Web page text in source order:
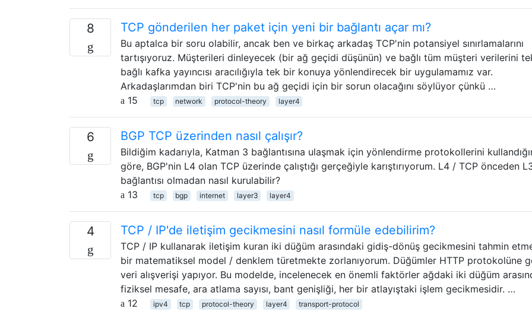
8 TCP gönderilen her paket için yeni bir bağlantı açar mı?
Bu aptalca bir soru olabilir, ancak ben ve birkaç arkadaş TCP'nin potansiyel sınırlamalarını
tartışıyoruz. Müşterileri dinleyecek (bir ağ geçidi düşünün) ve bağlı tüm müşteri verilerini
bağlı kafka yayıncısı aracılığıyla tek bir konuya yönlendirecek bir uygulamamız var.
Arkadaşlarımdan biri TCP'nin bu ağ geçidi için bir sorun olacağını söylüyor çünkü …
15
tcp network protocol-theory layer4
6 BGP TCP üzerinden nasıl çalışır?
Bildiğim kadarıyla, Katman 3 bağlantısına ulaşmak için yönlendirme protokollerini
göre, BGP'nin L4 olan TCP üzerinde çalıştığı gerçeğiyle karıştırıyorum. L4 / TCP önceden
bağlantısı olmadan nasıl kurulabilir?
13
tcp bgp internet layer3 layer4
4 TCP / IP'de iletişim gecikmesini nasıl formüle edebilirim?
TCP / IP kullanarak iletişim kuran iki düğüm arasındaki gidiş-dönüş gecikmesini tahmin
bir matematiksel model / denklem türetmekte zorlanıyorum. Düğümler HTTP protokolüne
veri alışverişi yapıyor. Bu modelde, incelenecek en önemli faktörler ağdaki iki düğüm
fiziksel mesafe, ara atlama sayısı, bant genişliği, her bir atlayıştaki işlem gecikmesidir. …
12
ipv4 tcp protocol-theory layer4 transport-protocol